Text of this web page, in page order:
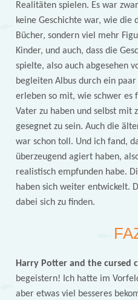
Realitäten spielen. Es war
keine Geschichte war, wie die
Bücher, sondern viel mehr
Kinder, und auch, dass die
spielte, also auch abgesehen
begleiten Albus durch ein
erleben so mit, wie schwer es
Vater zu haben und selbst mit
gesegnet zu sein. Auch die
war schon toll. Und ich fand,
überzeugend agiert haben,
realistisch empfunden habe.
haben sich weiter entwickelt.
dabei sich zu finden.
Harry Potter and the cursed
begeistern! Ich hatte im
aber etwas viel besseres